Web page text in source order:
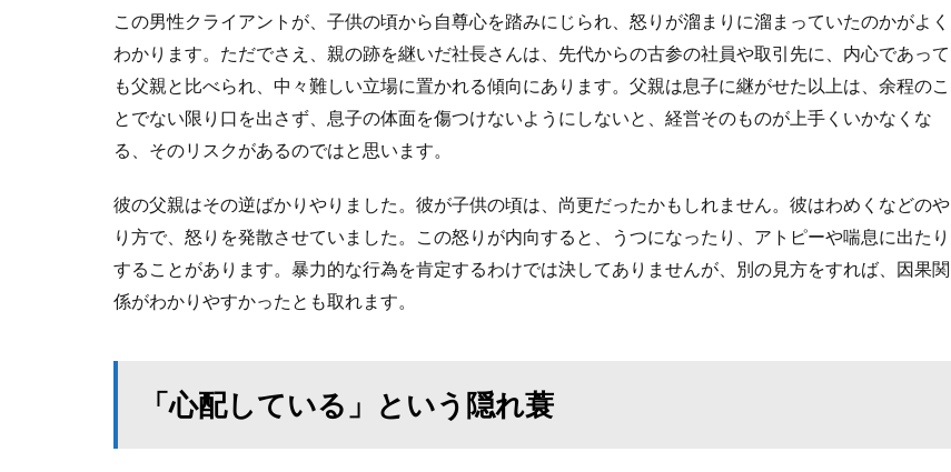
この男性クライアントが、子供の頃から自尊心を踏みにじられ、怒りが溜まりに溜まっていたのかがよく
わかります。ただでさえ、親の跡を継いだ社長さんは、先代からの古参の社員や取引先に、内心であって
も父親と比べられ、中々難しい立場に置かれる傾向にあります。父親は息子に継がせた以上は、余程のこ
とでない限り口を出さず、息子の体面を傷つけないようにしないと、経営そのものが上手くいかなくな
る、そのリスクがあるのではと思います。
彼の父親はその逆ばかりやりました。彼が子供の頃は、尚更だったかもしれません。彼はわめくなどのや
り方で、怒りを発散させていました。この怒りが内向すると、うつになったり、アトピーや喘息に出たり
することがあります。暴力的な行為を肯定するわけでは決してありませんが、別の見方をすれば、因果関
係がわかりやすかったとも取れます。
「心配している」という隠れ蓑